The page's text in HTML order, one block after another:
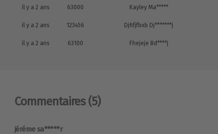
il y a 2 ans 63000 Kayley Ma*****
il y a 2 ans 123456 Djfifjfbxb Dj*******j
il y a 2 ans 63100 Fhejeje Bd****j
Commentaires (5)
jéréme sa*****r